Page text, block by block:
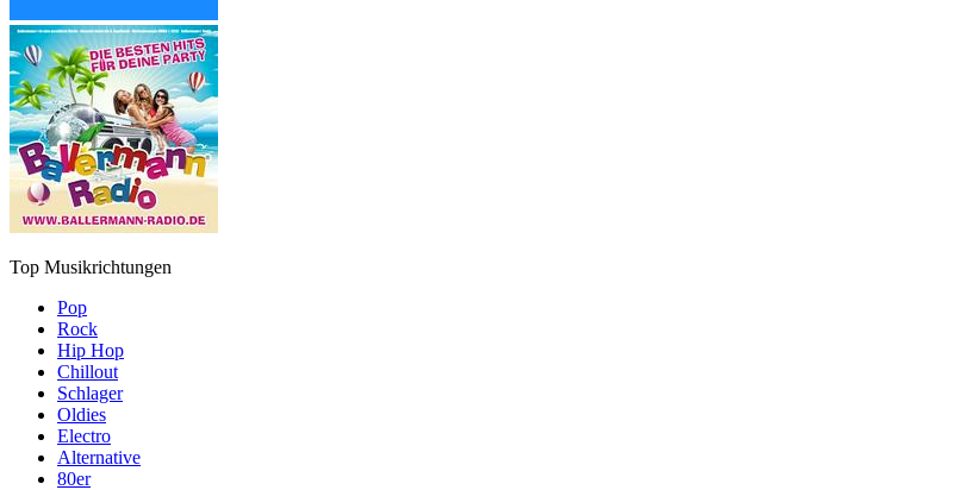
Top Musikrichtungen
Pop
Rock
Hip Hop
Chillout
Schlager
Oldies
Electro
Alternative
80er